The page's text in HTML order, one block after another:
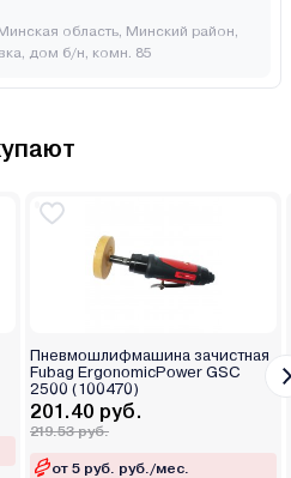
область, Минский район,
дом б/н, комн. 85
Пневмошлифмашина зачистная
Fubag ErgonomicPower GSC
2500 (100470)
201.40 руб.
219.53 руб.
от 5 руб. руб./мес.